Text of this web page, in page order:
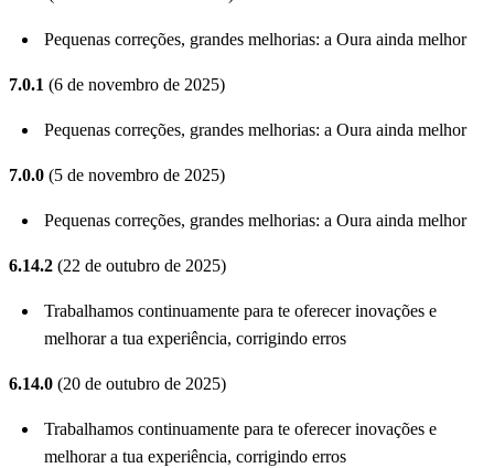
Pequenas correções, grandes melhorias: a Oura ainda melhor
7.0.1 (6 de novembro de 2025)
Pequenas correções, grandes melhorias: a Oura ainda melhor
7.0.0 (5 de novembro de 2025)
Pequenas correções, grandes melhorias: a Oura ainda melhor
6.14.2 (22 de outubro de 2025)
Trabalhamos continuamente para te oferecer inovações e
melhorar a tua experiência, corrigindo erros
6.14.0 (20 de outubro de 2025)
Trabalhamos continuamente para te oferecer inovações e
melhorar a tua experiência, corrigindo erros